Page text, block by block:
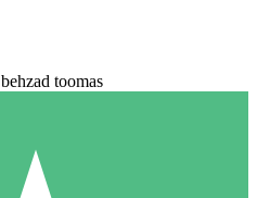
behzad toomas